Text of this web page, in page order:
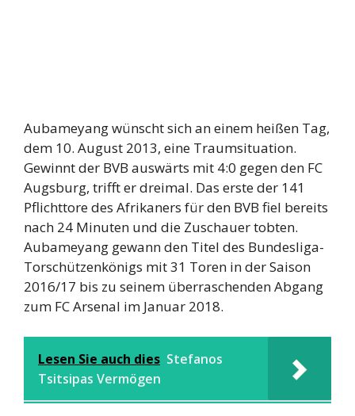
Aubameyang wünscht sich an einem heißen Tag,
dem 10. August 2013, eine Traumsituation.
Gewinnt der BVB auswärts mit 4:0 gegen den FC
Augsburg, trifft er dreimal. Das erste der 141
Pflichttore des Afrikaners für den BVB fiel bereits
nach 24 Minuten und die Zuschauer tobten.
Aubameyang gewann den Titel des Bundesliga-
Torschützenkönigs mit 31 Toren in der Saison
2016/17 bis zu seinem überraschenden Abgang
zum FC Arsenal im Januar 2018.
Lesen Sie auch dies Stefanos
Tsitsipas Vermögen